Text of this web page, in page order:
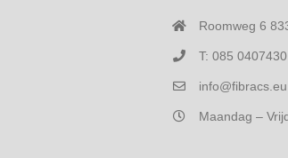
Roomweg 6
T: 085 0407430
info@fibracs.eu
Maandag –